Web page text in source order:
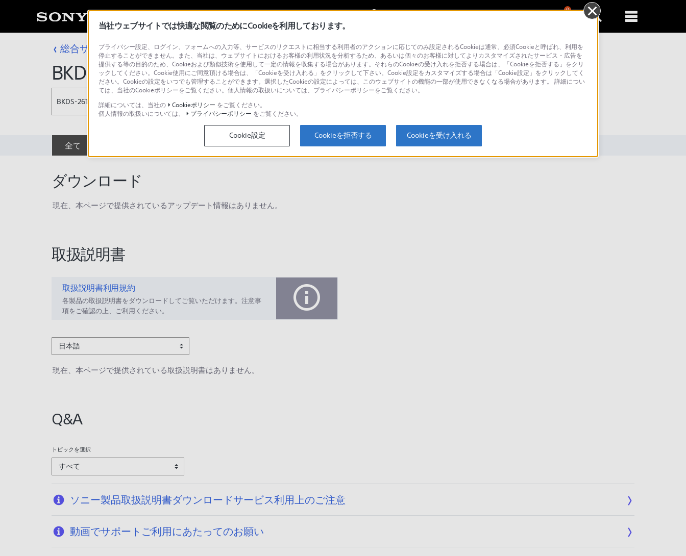
0
総合サポート・お問い合わせ プロフェッショナル／業務用
BKDS-2611
BKDS-2611
全て 取扱説明書 Q&A
ダウンロード
現在、本ページで提供されているアップデート情報はありません。
取扱説明書
取扱説明書利用規約
各製品の取扱説明書をダウンロードしてご覧いただけます。注意事
項をご確認の上、ご利用ください。
日本語
現在、本ページで提供されている取扱説明書はありません。
Q&A
トピックを選択
すべて
ソニー製品取扱説明書ダウンロードサービス利用上のご注意
動画でサポートご利用にあたってのお願い
当社ウェブサイトでは快適な閲覧のためにCookieを利用しております。
プライバシー設定、ログイン、フォームへの入力等、サービスのリクエストに相当する利用者のアクションに応じてのみ設定されるCookieは通常、必須Cookieと呼ばれ、利用を
停止することができません。また、当社は、ウェブサイトにおけるお客様の利用状況を分析するため、あるいは個々のお客様に対してよりカスタマイズされたサービス・広告を
提供する等の目的のため、Cookieおよび類似技術を使用して一定の情報を収集する場合があります。それらのCookieの受け入れを拒否する場合は、「Cookieを拒否する」をクリ
ックしてください。Cookie使用にご同意頂ける場合は、「Cookieを受け入れる」をクリックして下さい。Cookie設定をカスタマイズする場合は「Cookie設定」をクリックしてく
ださい。Cookieの設定をいつでも管理することができます。選択したCookieの設定によっては、このウェブサイトの機能の一部が使用できなくなる場合があります。 詳細につい
ては、当社のCookieポリシーをご覧ください。個人情報の取扱いについては、プライバシーポリシーをご覧ください。
詳細については、当社の
Cookieポリシー をご覧ください。
個人情報の取扱いについては、
プライバシーポリシー をご覧ください。
Cookie設定 Cookieを拒否する Cookieを受け入れる